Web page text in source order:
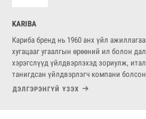
KARIBA
Кариба бренд нь 1960 анх үйл
хугацааг угаалгын өрөөний ил болон
хэрэгслүүд үйлдвэрлэхэд зориулж,
танигдсан үйлдвэрлэгч компани
ДЭЛГЭРЭНГҮЙ ҮЗЭХ